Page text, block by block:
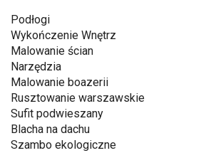
Podłogi
Wykończenie Wnętrz
Malowanie ścian
Narzędzia
Malowanie boazerii
Rusztowanie warszawskie
Sufit podwieszany
Blacha na dachu
Szambo ekologiczne